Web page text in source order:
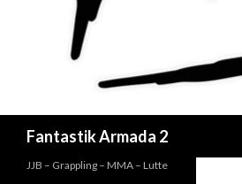
Fantastik Armada 2
JJB – Grappling – MMA – Lutte